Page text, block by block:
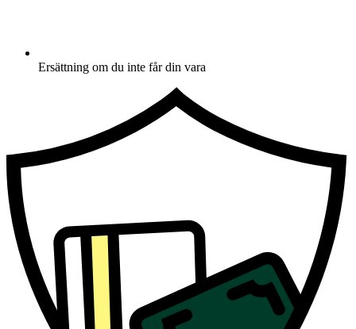
Ersättning om du inte får din vara